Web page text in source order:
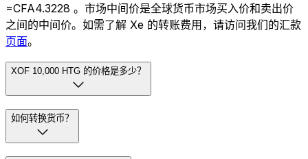
=CFA4.3228 。市场中间价是全球货币市场买入价和卖出价
之间的中间价。如需了解 Xe 的转账费用，请访问我们的汇款
页面。
XOF 10,000 HTG 的价格是多少？
如何转换货币？